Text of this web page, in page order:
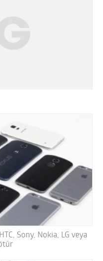
Sony, Nokia, LG veya